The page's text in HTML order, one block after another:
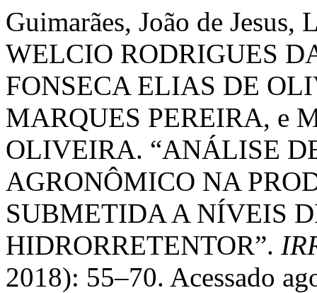
Guimarães, João de
WELCIO RODRIGUES
FONSECA ELIAS DE
MARQUES PEREIRA, e
OLIVEIRA. “ANÁLISE
AGRONÔMICO NA
SUBMETIDA A NÍVEIS
HIDRORRETENTOR”.
2018): 55–70. Acessado